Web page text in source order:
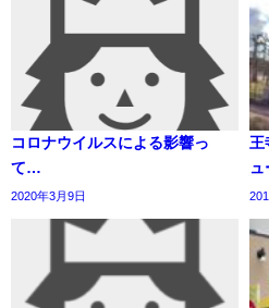
コロナウイルスによる影響っ
て…
2020年3月9日
王
ュ